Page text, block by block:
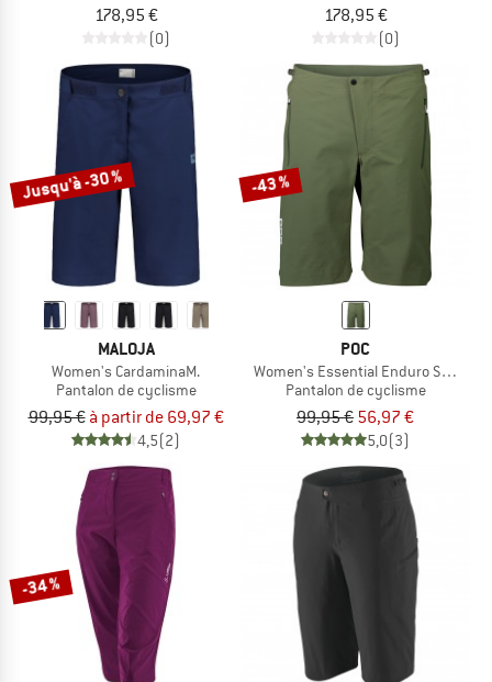
178,95 €
(0)
178,95 €
(0)
Jusqu'à -30 %
MALOJA
Women's CardaminaM.
Pantalon de cyclisme
99,95 € à partir de 69,97 €
4,5(2)
-43 %
POC
Women's Essential Enduro Shorts
Pantalon de cyclisme
99,95 € 56,97 €
5,0(3)
-34 %